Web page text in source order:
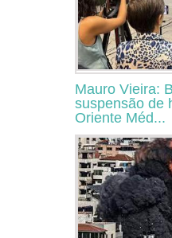
Mauro Vieira:
suspensão de
Oriente Méd...